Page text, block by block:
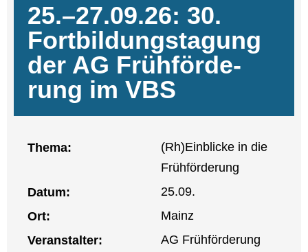
25.–27.09.26: 30.
Fort­bil­dungs­ta­gung
der AG Früh­för­de­
rung im VBS
The­ma:
(Rh)Einblicke in die
Früh­för­de­rung
Datum:
25.09.
Ort:
Mainz
Ver­an­stal­ter:
AG Früh­för­de­rung